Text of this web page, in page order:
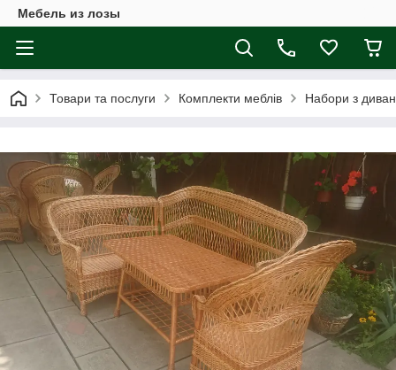
Мебель из лозы
Товари та послуги Комплекти меблів Набори з